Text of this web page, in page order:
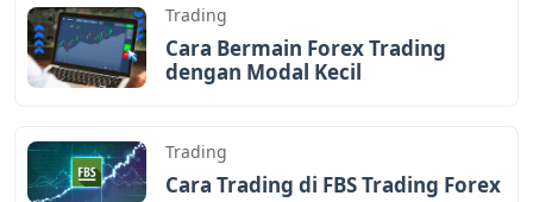
Trading
Cara Bermain Forex Trading
dengan Modal Kecil
Trading
Cara Trading di FBS Trading Forex